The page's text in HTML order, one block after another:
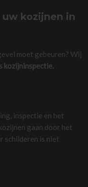
kozijnen in
moet gebeuren? Wij
kozijninspectie.
inspectie en het
gaan door het
schilderen is niet